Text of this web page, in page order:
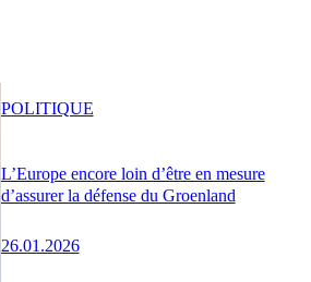
L’Europe encore loin d’être en mesure
d’assurer la défense du Groenland
26.01.2026
POLITIQUE